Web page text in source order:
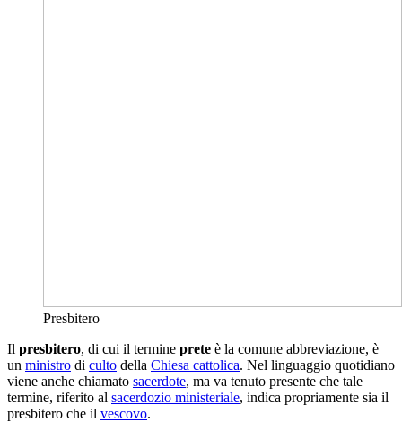
Presbitero
Il presbitero, di cui il termine prete è la comune abbreviazione, è
un ministro di culto della Chiesa cattolica. Nel linguaggio quotidiano
viene anche chiamato sacerdote, ma va tenuto presente che tale
termine, riferito al sacerdozio ministeriale, indica propriamente sia il
presbitero che il vescovo.